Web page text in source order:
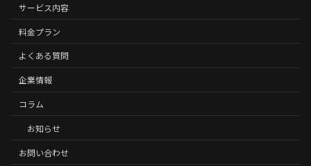
サービス内容
料金プラン
よくある質問
企業情報
コラム
お知らせ
お問い合わせ